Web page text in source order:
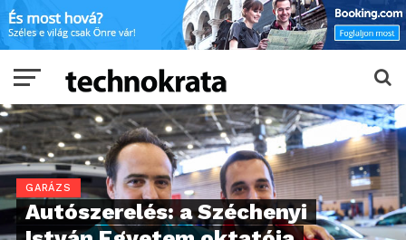
GARÁZS
Autószerelés: a Széchenyi